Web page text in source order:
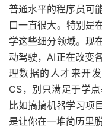
普通水平的程序员可
口一直很大。特别是
学这些细分领域。现
动驾驶，AI正在改变
理数据的人才来开
CS，别只满足于学
比如搞搞机器学习项
是让你在一堆简历里